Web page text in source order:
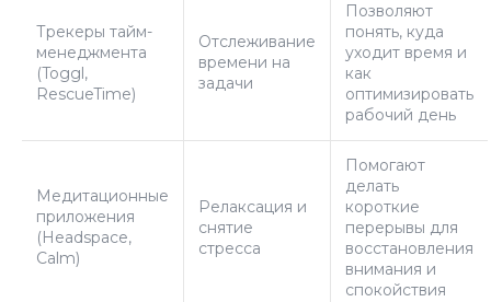
Трекеры тайм-
менеджмента
(Toggl,
RescueTime)
Отслеживание
времени на
задачи
Позволяют
понять, куда
уходит время и
как
оптимизировать
рабочий день
Медитационные
приложения
(Headspace,
Calm)
Релаксация и
снятие
стресса
Помогают
делать
короткие
перерывы для
восстановления
внимания и
спокойствия